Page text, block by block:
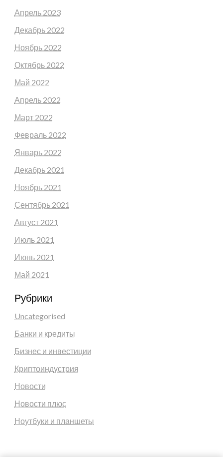
Апрель 2023
Декабрь 2022
Ноябрь 2022
Октябрь 2022
Май 2022
Апрель 2022
Март 2022
Февраль 2022
Январь 2022
Декабрь 2021
Ноябрь 2021
Сентябрь 2021
Август 2021
Июль 2021
Июнь 2021
Май 2021
Рубрики
Uncategorised
Банки и кредиты
Бизнес и инвестиции
Криптоиндустрия
Новости
Новости плюс
Ноутбуки и планшеты